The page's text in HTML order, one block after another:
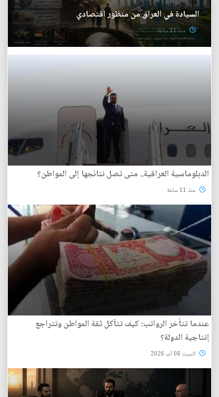
السيادة في العراق من منظور اقتصادي
منذ 11 ساعة
الدبلوماسية العراقية.. متى تصل نتائجها إلى المواطن؟
منذ 11 ساعة
عندما تتأخر الرواتب: كيف تتآكل ثقة المواطن وتتراجع
إنتاجية الدولة؟
السبت 08 آب 2026